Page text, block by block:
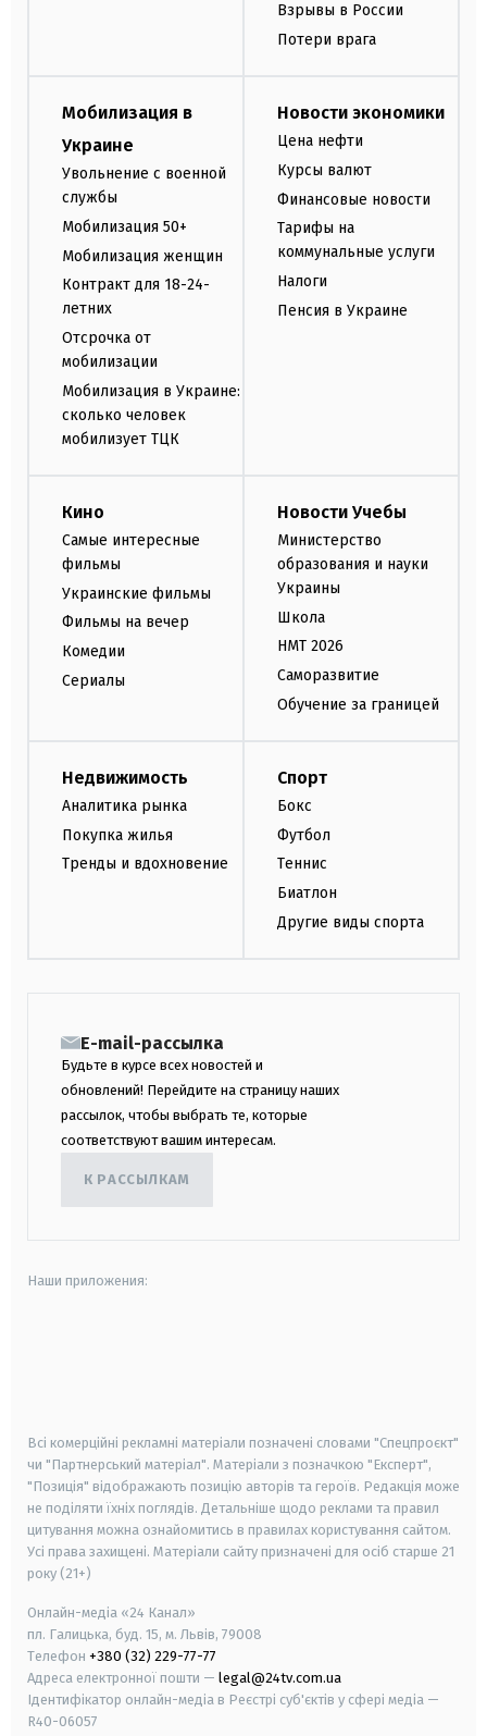
Взрывы в России
Потери врага
Мобилизация в
Украине
Увольнение с военной
службы
Мобилизация 50+
Мобилизация женщин
Контракт для 18-24-
летних
Отсрочка от
мобилизации
Мобилизация в Украине:
сколько человек
мобилизует ТЦК
Новости экономики
Цена нефти
Курсы валют
Финансовые новости
Тарифы на
коммунальные услуги
Налоги
Пенсия в Украине
Кино
Самые интересные
фильмы
Украинские фильмы
Фильмы на вечер
Комедии
Сериалы
Новости Учебы
Министерство
образования и науки
Украины
Школа
НМТ 2026
Саморазвитие
Обучение за границей
Недвижимость
Аналитика рынка
Покупка жилья
Тренды и вдохновение
Спорт
Бокс
Футбол
Теннис
Биатлон
Другие виды спорта
E-mail-рассылка
Будьте в курсе всех новостей и
обновлений! Перейдите на страницу наших
рассылок, чтобы выбрать те, которые
соответствуют вашим интересам.
К РАССЫЛКАМ
Наши приложения:
Всі комерційні рекламні матеріали позначені словами "Спецпроєкт"
чи "Партнерський матеріал". Матеріали з позначкою "Експерт",
"Позиція" відображають позицію авторів та героїв. Редакція може
не поділяти їхніх поглядів. Детальніше щодо реклами та правил
цитування можна ознайомитись в правилах користування сайтом.
Усі права захищені. Матеріали сайту призначені для осіб старше 21
року (21+)
Онлайн-медіа «24 Канал»
пл. Галицька, буд. 15, м. Львів, 79008
Телефон +380 (32) 229-77-77
Адреса електронної пошти — legal@24tv.com.ua
Ідентифікатор онлайн-медіа в Реєстрі суб'єктів у сфері медіа —
R40-06057